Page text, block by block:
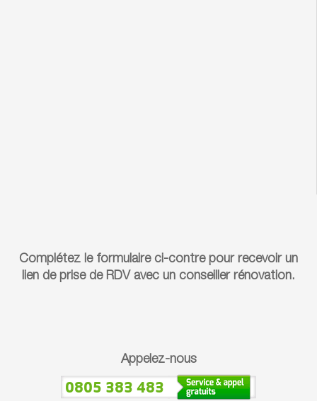
Complétez le formulaire ci-contre pour recevoir un
lien de prise de RDV avec un conseiller rénovation.
Appelez-nous
0805 383 483